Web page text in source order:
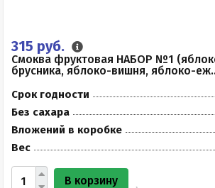
315 руб.
Смоква фруктовая НАБОР №1
брусника, яблоко-вишня, яблоко-
Срок годности
Без сахара
Вложений в коробке
Вес
В корзину